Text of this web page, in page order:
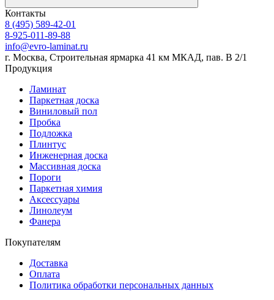
Контакты
8 (495) 589-42-01
8-925-011-89-88
info@evro-laminat.ru
г. Москва, Строительная ярмарка 41 км МКАД, пав. В 2/1
Продукция
Ламинат
Паркетная доска
Виниловый пол
Пробка
Подложка
Плинтус
Инженерная доска
Массивная доска
Пороги
Паркетная химия
Аксессуары
Линолеум
Фанера
Покупателям
Доставка
Оплата
Политика обработки персональных данных